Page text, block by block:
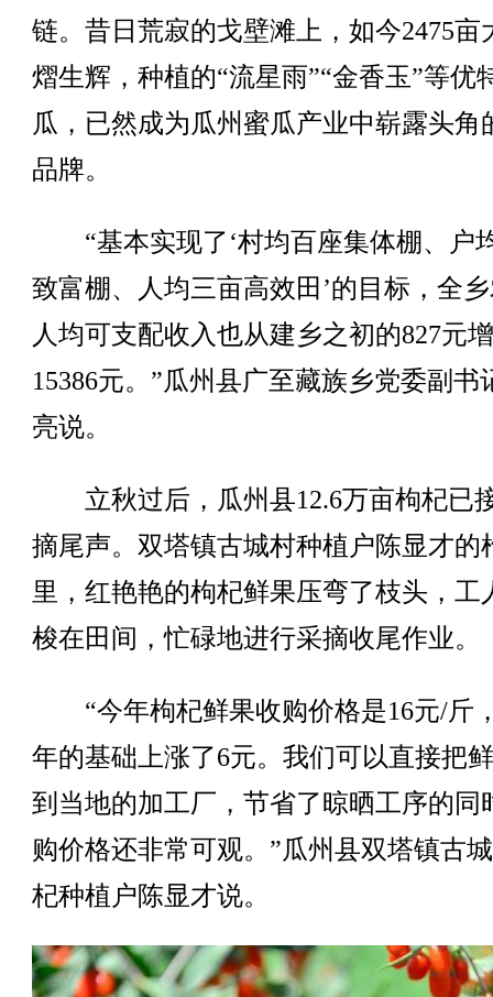
链。昔日荒寂的戈壁滩上，如今2475亩
熠生辉，种植的“流星雨”“金香玉”等优
瓜，已然成为瓜州蜜瓜产业中崭露头角
品牌。
“基本实现了‘村均百座集体棚、户
致富棚、人均三亩高效田’的目标，全
人均可支配收入也从建乡之初的827元
15386元。”瓜州县广至藏族乡党委副书
亮说。
立秋过后，瓜州县12.6万亩枸杞已
摘尾声。双塔镇古城村种植户陈显才的
里，红艳艳的枸杞鲜果压弯了枝头，工
梭在田间，忙碌地进行采摘收尾作业。
“今年枸杞鲜果收购价格是16元/斤
年的基础上涨了6元。我们可以直接把
到当地的加工厂，节省了晾晒工序的同
购价格还非常可观。”瓜州县双塔镇古
杞种植户陈显才说。